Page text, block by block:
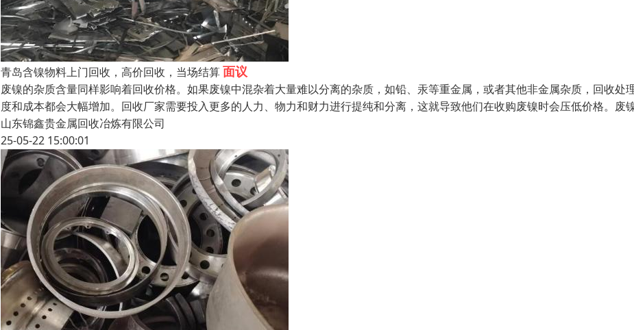
青岛含镍物料上门回收，高价回收，当场结算面议
废镍的杂质含量同样影响着回收价格。如果废镍中混杂着大量难以分离的杂质，如铅、汞等重金属，或者其他非金属杂质，回收处
度和成本都会大幅增加。回收厂家需要投入更多的人力、物力和财力进行提纯和分离，这就导致他们在收购废镍时会压低价格。废
山东锦鑫贵金属回收冶炼有限公司
25-05-22 15:00:01